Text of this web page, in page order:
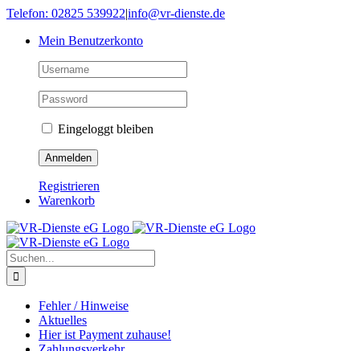
Skip
content
Telefon: 02825 539922|info@vr-dienste.de
Mein Benutzerkonto
Eingeloggt bleiben
Registrieren
Warenkorb
Suche
nach:
Fehler / Hinweise
Aktuelles
Hier ist Payment zuhause!